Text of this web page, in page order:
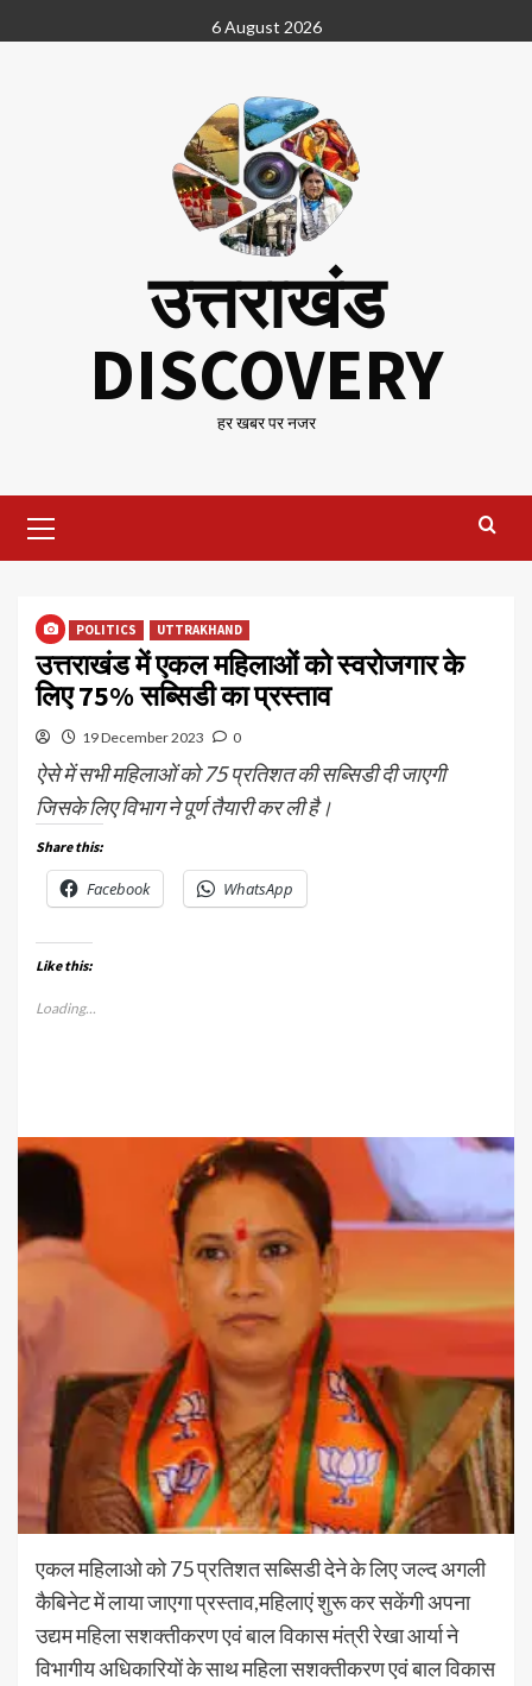
to
6 August 2026
उत्तराखंड
DISCOVERY
हर खबर पर नजर
Menu
POLITICS UTTRAKHAND
उत्तराखंड में एकल महिलाओं को स्वरोजगार के
लिए 75% सब्सिडी का प्रस्ताव
19 December 2023 0
ऐसे में सभी महिलाओं को 75 प्रतिशत की सब्सिडी दी जाएगी
जिसके लिए विभाग ने पूर्ण तैयारी कर ली है।
Share this:
Facebook WhatsApp
Like this:
Loading...
एकल महिलाओ को 75 प्रतिशत सब्सिडी देने के लिए जल्द अगली
कैबिनेट में लाया जाएगा प्रस्ताव,महिलाएं शुरू कर सकेंगी अपना
उद्यम महिला सशक्तीकरण एवं बाल विकास मंत्री रेखा आर्या ने
विभागीय अधिकारियों के साथ महिला सशक्तीकरण एवं बाल विकास